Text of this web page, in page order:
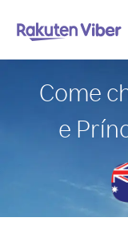
Come
e